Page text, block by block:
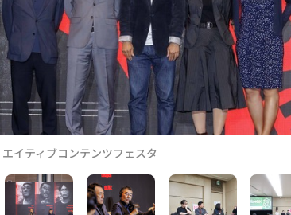
イティブコンテンツフェスタ